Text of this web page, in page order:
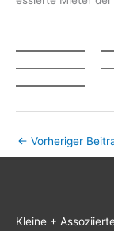
← Vorheriger
Klei­ne +